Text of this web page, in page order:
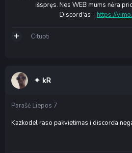
išspręs. Nes WEB mums nėra
Discord'as - https://
Cituoti
✦ kR
Parašė Liepos 7
Kazkodel raso pakvietimas i discorda